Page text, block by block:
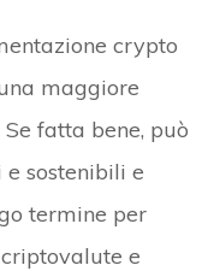
crypto
maggiore
fatta bene, può
sostenibili e
termine per
e